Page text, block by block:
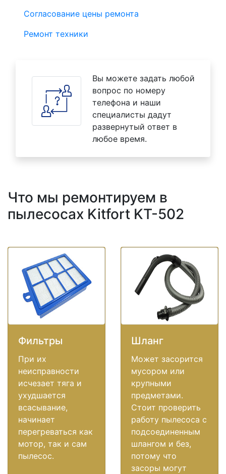
Согласование цены ремонта
Ремонт техники
Вы можете задать любой
вопрос по номеру
телефона и наши
специалисты дадут
развернутый ответ в
любое время.
Что мы ремонтируем в
пылесосах Kitfort KT-502
Фильтры
При их
неисправности
исчезает тяга и
ухудшается
всасывание,
начинает
перегреваться как
мотор, так и сам
пылесос.
Шланг
Может засорится
мусором или
крупными
предметами.
Стоит проверить
работу пылесоса с
подсоединенным
шлангом и без,
потому что
засоры могут